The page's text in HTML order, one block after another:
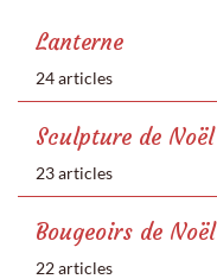
Lanterne
24 articles
Sculpture de Noël
23 articles
Bougeoirs de Noël
22 articles